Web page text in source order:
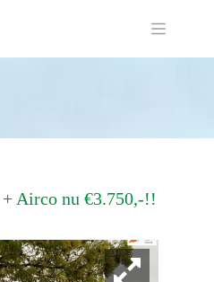
+ Airco nu €3.750,-!!